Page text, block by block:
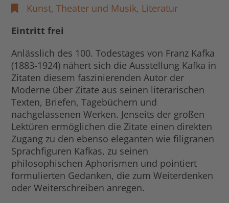
Kunst, Theater und Musik, Literatur
Eintritt frei
Anlässlich des 100. Todestages von Franz Kafka
(1883-1924) nähert sich die Ausstellung Kafka in
Zitaten diesem faszinierenden Autor der
Moderne über Zitate aus seinen literarischen
Texten, Briefen, Tagebüchern und
nachgelassenen Werken. Jenseits der großen
Lektüren ermöglichen die Zitate einen direkten
Zugang zu den ebenso eleganten wie filigranen
Sprachfiguren Kafkas, zu seinen
philosophischen Aphorismen und pointiert
formulierten Gedanken, die zum Weiterdenken
oder Weiterschreiben anregen.